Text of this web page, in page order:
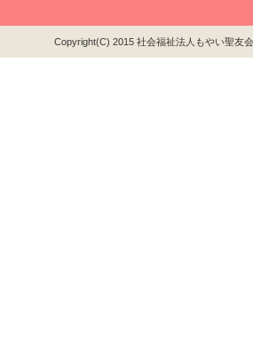
Copyright(C) 2015 社会福祉法人もやい聖友